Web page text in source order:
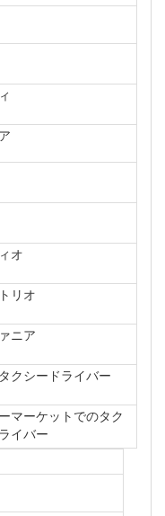
オ
リオ
ニア
クシードライバー
マーケットでのタク
イバー